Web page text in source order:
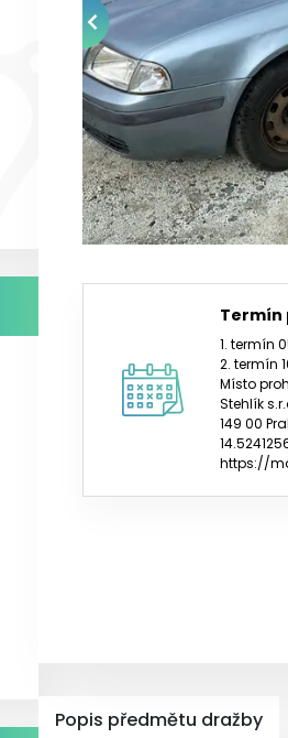
Termín
1. termín
2. termín
Místo
Stehlík
149 00
https://
Popis předmětu dražby